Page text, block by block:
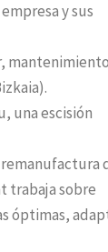
y sus
una escisión
trabaja sobre
óptimas,